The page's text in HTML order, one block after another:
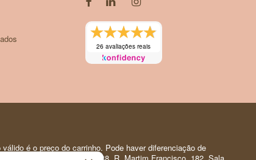
26 avaliações reais
é o preço do carrinho. Pode haver diferenciação de